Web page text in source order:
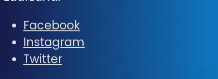
Facebook
Instagram
Twitter